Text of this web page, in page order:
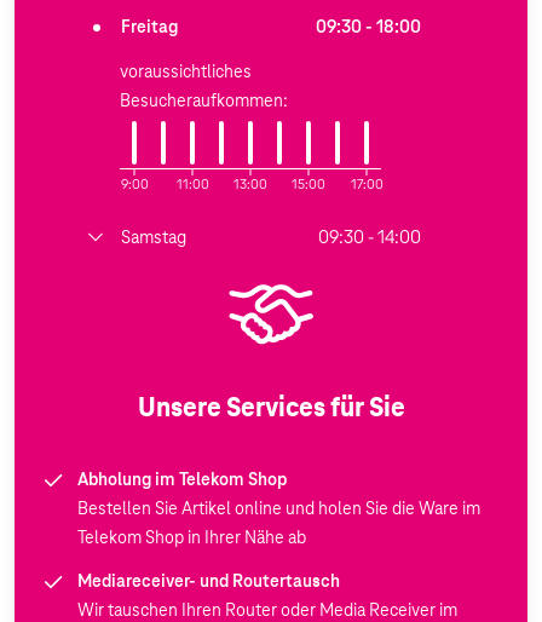
Freitag 09:30 - 18:00
voraussichtliches
Besucheraufkommen:
9:00 11:00 13:00 15:00 17:00
Samstag 09:30 - 14:00
Unsere Services für Sie
Abholung im Telekom Shop
Bestellen Sie Artikel online und holen Sie die Ware im
Telekom Shop in Ihrer Nähe ab
Mediareceiver- und Routertausch
Wir tauschen Ihren Router oder Media Receiver im